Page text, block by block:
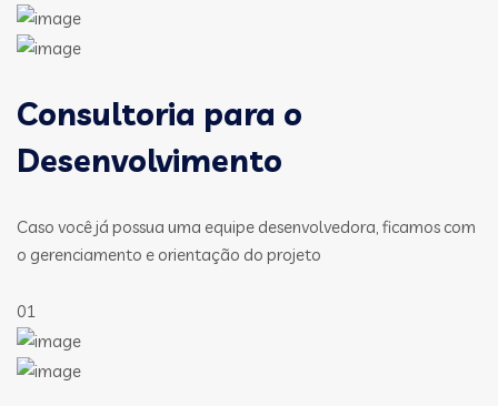
Consultoria para o
Desenvolvimento
Caso você já possua uma equipe desenvolvedora, ficamos com
o gerenciamento e orientação do projeto
01